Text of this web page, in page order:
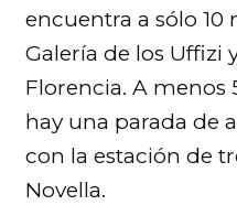
encuentra a sólo 10
Galería de los Uffizi
Florencia. A menos
hay una parada de
con la estación de
Novella.